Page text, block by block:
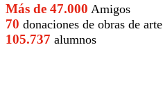
Más de 47.000 Amigos
70 donaciones de obras de arte
105.737 alumnos